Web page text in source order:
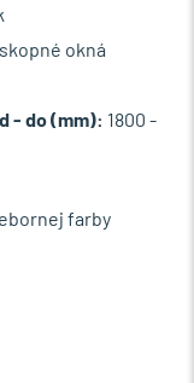
okná
- do (mm): 1800 -
farby